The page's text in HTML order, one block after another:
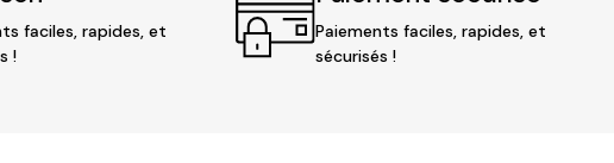
faciles, rapides, et
!
Paiements faciles, rapides, et
sécurisés !